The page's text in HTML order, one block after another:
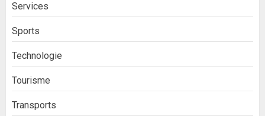
Services
Sports
Technologie
Tourisme
Transports